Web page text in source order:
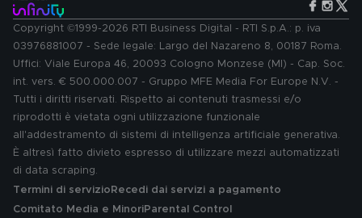
Copyright ©1999-2026 RTI Business Digital - RTI S.p.A.: p. iva
03976881007 - Sede legale: Largo del Nazareno 8, 00187 Roma.
Uffici: Viale Europa 46, 20093 Cologno Monzese (MI) - Cap. Soc.
int. vers. € 500.000.007 - Gruppo MFE Media For Europe N.V. -
Tutti i diritti riservati. Rispetto ai contenuti trasmessi e/o
riprodotti è vietata ogni utilizzazione funzionale
all'addestramento di sistemi di intelligenza artificiale generativa.
È altresì fatto divieto espresso di utilizzare mezzi automatizzati
di data scraping.
Termini di servizio Recedi dai servizi a pagamento
Comitato Media e MinoriParental Control